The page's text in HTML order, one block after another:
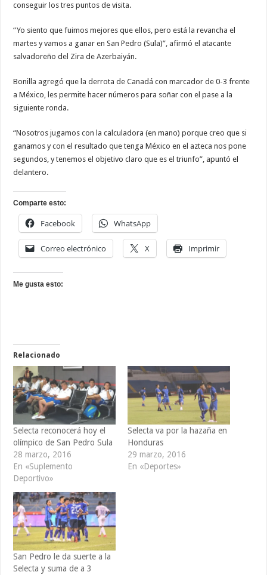
conseguir los tres puntos de visita.
“Yo siento que fuimos mejores que ellos, pero está la revancha el
martes y vamos a ganar en San Pedro (Sula)”, afirmó el atacante
salvadoreño del Zira de Azerbaiyán.
Bonilla agregó que la derrota de Canadá con marcador de 0-3 frente
a México, les permite hacer números para soñar con el pase a la
siguiente ronda.
“Nosotros jugamos con la calculadora (en mano) porque creo que si
ganamos y con el resultado que tenga México en el azteca nos pone
segundos, y tenemos el objetivo claro que es el triunfo”, apuntó el
delantero.
Comparte esto:
Facebook WhatsApp
Correo electrónico X Imprimir
Me gusta esto:
Relacionado
Selecta reconocerá hoy el
olímpico de San Pedro Sula
28 marzo, 2016
En «Suplemento
Deportivo»
Selecta va por la hazaña en
Honduras
29 marzo, 2016
En «Deportes»
San Pedro le da suerte a la
Selecta y suma de a 3